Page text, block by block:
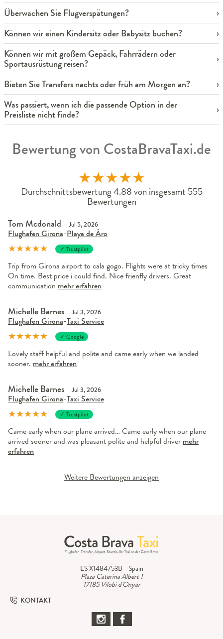
Überwachen Sie Flugverspätungen?
Können wir einen Kindersitz oder Babysitz buchen?
Können wir mit großem Gepäck, Fahrrädern oder
Sportausrüstung reisen?
Bieten Sie Transfers nachts oder früh am Morgen an?
Was passiert, wenn ich die passende Option in der
Preisliste nicht finde?
Bewertung von CostaBravaTaxi.de
★★★★★
Durchschnittsbewertung 4.88 von insgesamt 555
Bewertungen
Tom Mcdonald Jul 5, 2026
Flughafen Girona-Playa de Áro
★★★★★ ✓ Trustpilot
Trip from Girona airport to cala gogo. Flights were at tricky times
On time. Best price i could find. Nice frienfly drivers. Great
communication mehr erfahren
Michelle Barnes Jul 3, 2026
Flughafen Girona-Taxi Service
★★★★★ ✓ Google
Lovely staff helpful and polite and came early when we landed
sooner. mehr erfahren
Michelle Barnes Jul 3, 2026
Flughafen Girona-Taxi Service
★★★★★ ✓ Trustpilot
Came early when our plane arrived… Came early when our plane
arrived sooner and was pleasant polite and helpful driver mehr
erfahren
Weitere Bewertungen anzeigen
ES X1484753B - Spain
Plaza Caterina Albert 1
17185 Vilobi d'Onyar
KONTAKT